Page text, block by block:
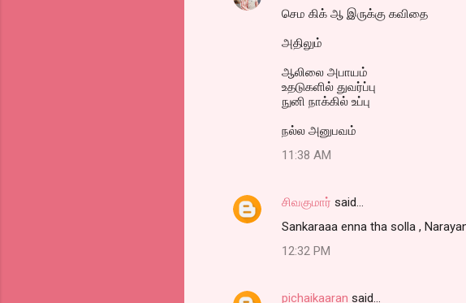
செம கிக் ஆ இருக்கு கவிதை
அதிலும்
ஆலிலை அபாயம்
உதடுகளில் துவர்ப்பு
நுனி நாக்கில் உப்பு
நல்ல அனுபவம்
11:38 AM
சிவகுமார் said…
Sankaraaa enna tha solla ,
12:32 PM
pichaikaaran said…